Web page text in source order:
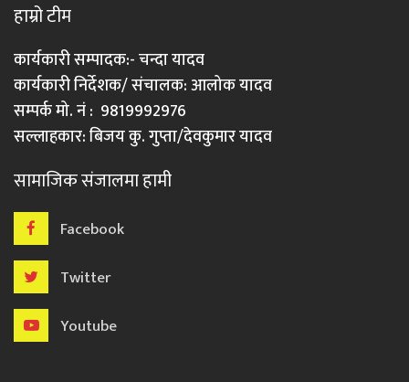
हाम्रो टीम
कार्यकारी सम्पादक:- चन्दा यादव
कार्यकारी निर्देशक/ संचालक: आलोक यादव
सम्पर्क मो. नं : 9819992976
सल्लाहकार: बिजय कु. गुप्ता/देवकुमार यादव
सामाजिक संजालमा हामी
Facebook
Twitter
Youtube